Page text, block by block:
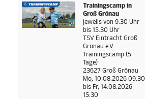
Trainingscamp in
Groß Grönau
jeweils von 9.30 Uhr
bis 15.30 Uhr
TSV Eintracht Groß
Grönau e.V.
Trainingscamp (5
Tage)
23627 Groß Grönau
Mo, 10.08.2026 09:30
bis Fr, 14.08.2026
15:30